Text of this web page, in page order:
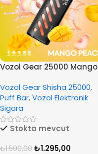
Vozol Gear 25000 Mango
Vozol Gear Shisha 25000,
Puff Bar,Vozol Elektronik
Sigara
Stokta mevcut
₺1.500,00 ₺1.295,00